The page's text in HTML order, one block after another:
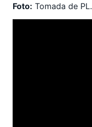
Foto: Tomada de PL.